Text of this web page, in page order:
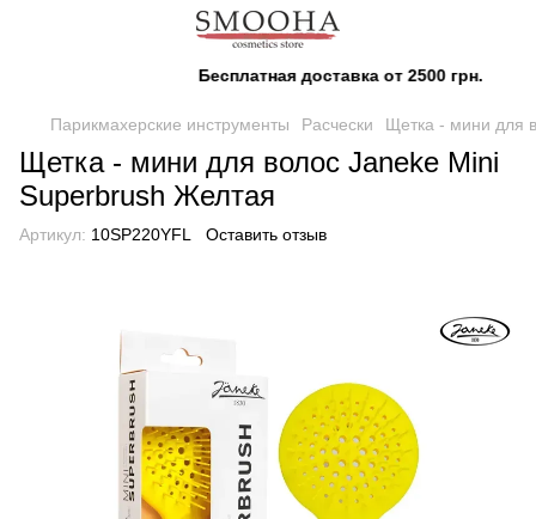
Бесплатная доставка от 2500 грн.
Парикмахерские инструменты Расчески Щетка - мини для
Щетка - мини для волос Janeke Mini
Superbrush Желтая
Артикул: 10SP220YFL Оставить отзыв